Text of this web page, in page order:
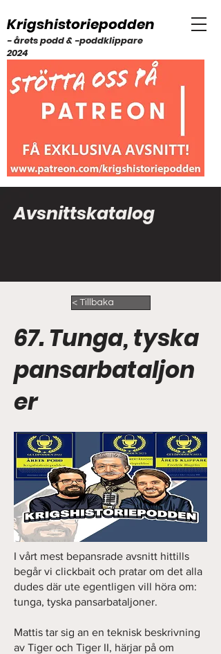
Krigshistoriepodden
- årets podd & -poddklippare
2024
Avsnittskatalog
< Tillbaka
67. Tunga, tyska
pansarbataljon
er
I vårt mest bepansrade avsnitt hittills
begår vi clickbait och pratar om det alla
dudes där ute egentligen vill höra om:
tunga, tyska pansarbataljoner.
Mattis tar sig an en teknisk beskrivning
av Tiger och Tiger II, härjar på om